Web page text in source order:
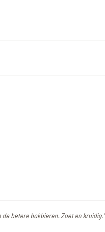
de betere bokbieren. Zoet en kruidig."